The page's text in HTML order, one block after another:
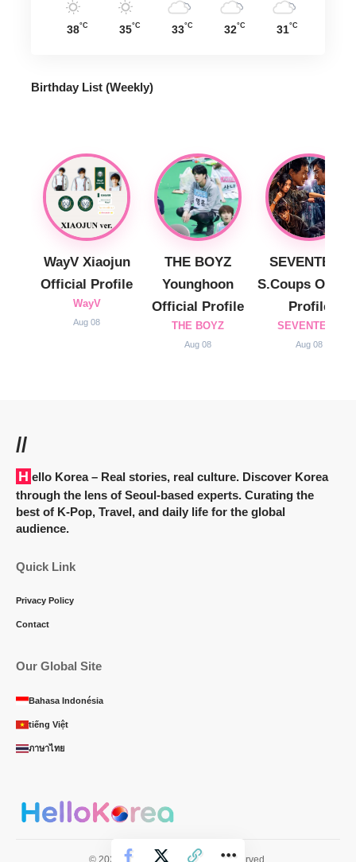
38°C 35°C 33°C 32°C 31°C
Birthday List (Weekly)
WayV Xiaojun
Official Profile
WayV
Aug 08
THE BOYZ
Younghoon
Official Profile
THE BOYZ
Aug 08
SEVENTEEN
S.Coups
Profile
SEVENTEEN
Aug 08
//
Hello Korea– Real stories, real culture. Discover Korea
through the lens of Seoul-based experts. Curating the
best of K-Pop, Travel, and daily life for the global
audience.
Quick Link
Privacy Policy
Contact
Our Global Site
Bahasa Indonésia
tiếng Việt
ภาษาไทย